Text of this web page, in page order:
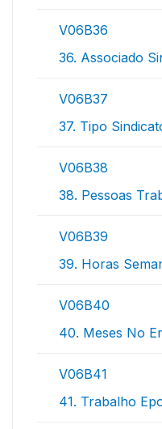
V06B36
36. Associado
V06B37
37. Tipo
V06B38
38. Pessoas
V06B39
39. Horas
V06B40
40. Meses No
V06B41
41. Trabalho